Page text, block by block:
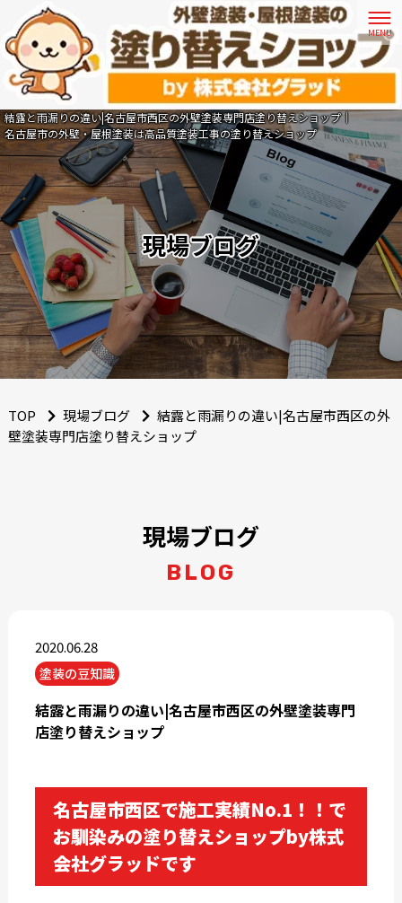
結露と雨漏りの違い|名古屋市西区の外壁塗装専門店塗り替えショップ｜
名古屋市の外壁・屋根塗装は高品質塗装工事の塗り替えショップ
現場ブログ
TOP 現場ブログ
結露と雨漏りの違い|名古屋市西区の外
壁塗装専門店塗り替えショップ
現場ブログ
BLOG
2020.06.28
塗装の豆知識
結露と雨漏りの違い|名古屋市西区の外壁塗装専門
店塗り替えショップ
名古屋市西区で施工実績No.1！！で
お馴染みの塗り替えショップby株式
会社グラッドです